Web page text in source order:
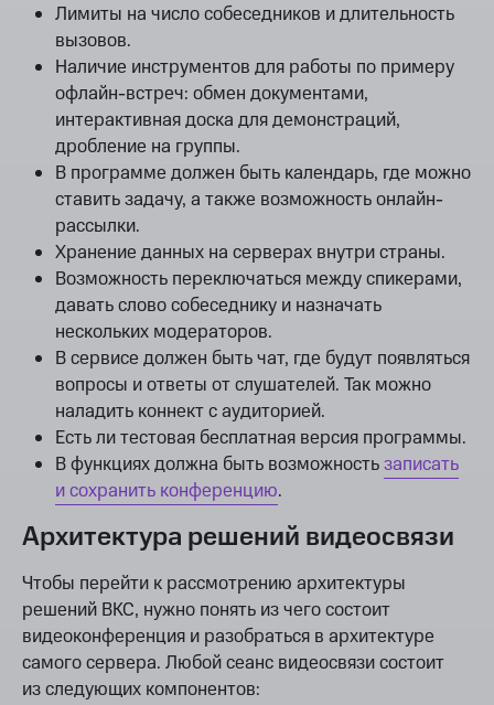
Лимиты на число собеседников и длительность
вызовов.
Наличие инструментов для работы по примеру
офлайн-встреч: обмен документами,
интерактивная доска для демонстраций,
дробление на группы.
В программе должен быть календарь, где можно
ставить задачу, а также возможность онлайн-
рассылки.
Хранение данных на серверах внутри страны.
Возможность переключаться между спикерами,
давать слово собеседнику и назначать
нескольких модераторов.
В сервисе должен быть чат, где будут появляться
вопросы и ответы от слушателей. Так можно
наладить коннект с аудиторией.
Есть ли тестовая бесплатная версия программы.
В функциях должна быть возможностьзаписать
и сохранить конференцию.
Архитектура решений видеосвязи
Чтобы перейти к рассмотрению архитектуры
решений ВКС, нужно понять из чего состоит
видеоконференция и разобраться в архитектуре
самого сервера. Любой сеанс видеосвязи состоит
из следующих компонентов: